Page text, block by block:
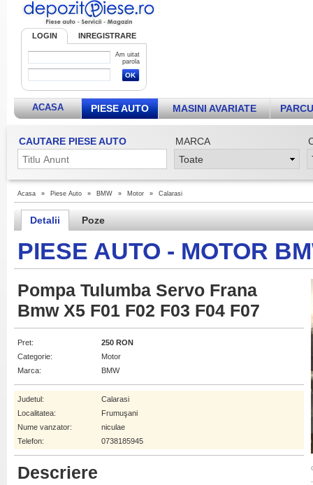
LOGIN INREGISTRARE
Am uitat
parola
ACASA PIESE AUTO MASINI AVARIATE
CAUTARE PIESE AUTO MARCA
Acasa » Piese Auto » BMW » Motor » Calarasi
Detalii Poze
PIESE AUTO - MOTOR
Pompa Tulumba Servo Frana
Bmw X5 F01 F02 F03 F04 F07
Pret:
250 RON
Categorie:
Motor
Marca:
BMW
Judetul:
Calarasi
Localitatea:
Frumuşani
Nume vanzator:
niculae
Telefon:
0738185945
Descriere